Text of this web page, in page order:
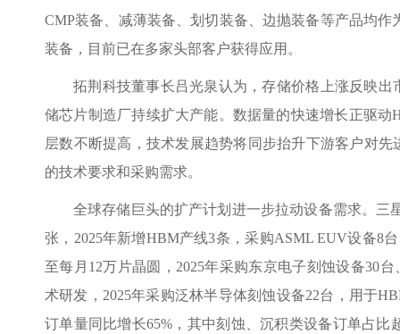
CMP装备、减薄装备、划切装备、边抛装备等产品均
装备，目前已在多家头部客户获得应用。
拓荆科技董事长吕光泉认为，存储价格上涨反映
储芯片制造厂持续扩大产能。数据量的快速增长正驱
层数不断提高，技术发展趋势将同步抬升下游客户对
的技术要求和采购需求。
全球存储巨头的扩产计划进一步拉动设备需求。三
张，2025年新增HBM产线3条，采购ASML EUV设备8
至每月12万片晶圆，2025年采购东京电子刻蚀设备30
术研发，2025年采购泛林半导体刻蚀设备22台，用于
订单量同比增长65%，其中刻蚀、沉积类设备订单占